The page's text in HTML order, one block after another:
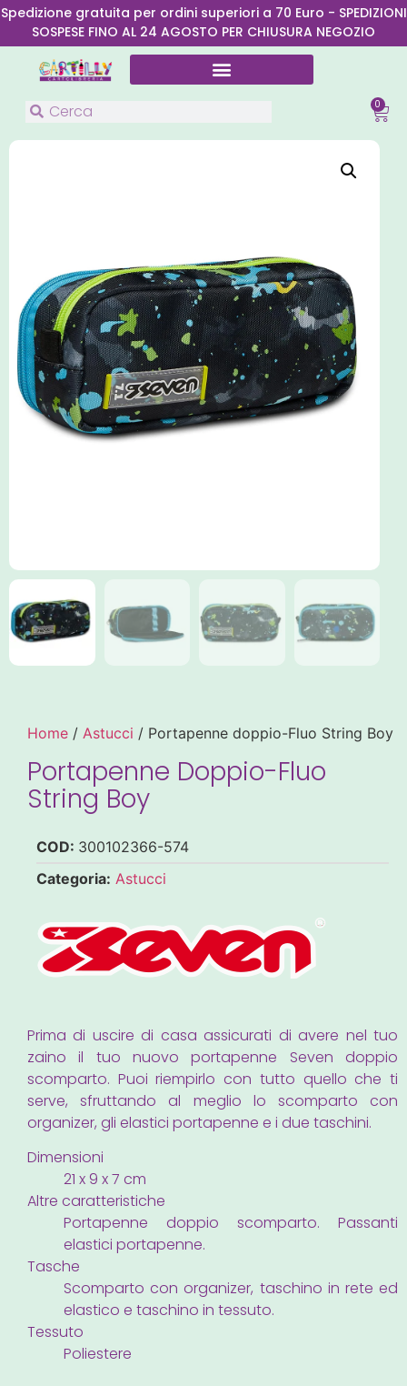
Spedizione gratuita per ordini superiori a 70 Euro - SPEDIZIONI
SOSPESE FINO AL 24 AGOSTO PER CHIUSURA NEGOZIO
0
Home / Astucci / Portapenne doppio-Fluo String Boy
Portapenne Doppio-Fluo
String Boy
COD: 300102366-574
Categoria: Astucci
Prima di uscire di casa assicurati di avere nel tuo
zaino il tuo nuovo portapenne Seven doppio
scomparto. Puoi riempirlo con tutto quello che ti
serve, sfruttando al meglio lo scomparto con
organizer, gli elastici portapenne e i due taschini.
Dimensioni
21 x 9 x 7 cm
Altre caratteristiche
Portapenne doppio scomparto. Passanti
elastici portapenne.
Tasche
Scomparto con organizer, taschino in rete ed
elastico e taschino in tessuto.
Tessuto
Poliestere